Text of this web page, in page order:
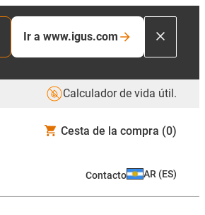
Ir a www.igus.com
Calculador de vida útil.
Cesta de la compra (0)
Contacto AR (ES)